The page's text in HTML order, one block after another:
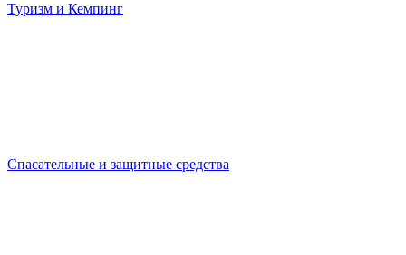
Туризм и Кемпинг
Спасательные и защитные средства